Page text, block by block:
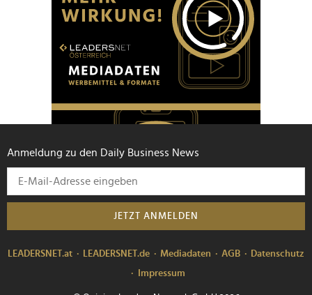
Anmeldung zu den Daily Business News
JETZT ANMELDEN
LEADERSNET.at LEADERSNET.de Mediadaten AGB
Datenschutz
Impressum